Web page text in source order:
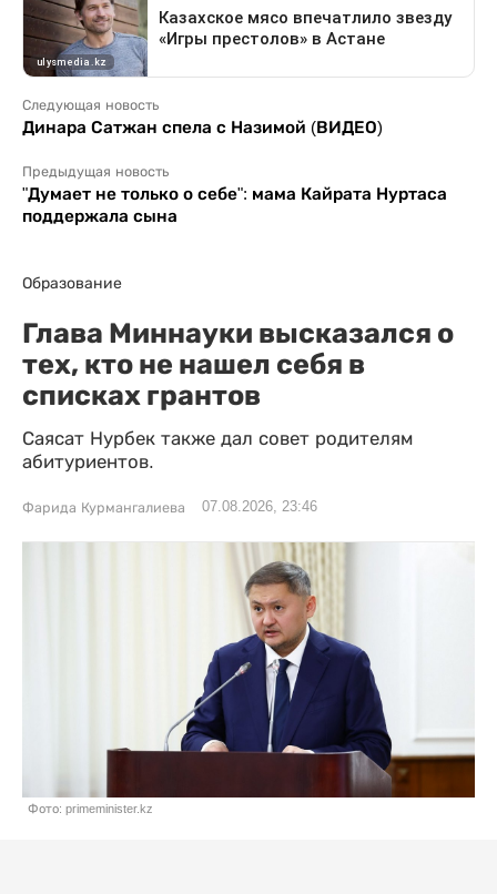
Следующая новость
Динара Сатжан спела с Назимой (ВИДЕО)
Предыдущая новость
"Думает не только о себе": мама Кайрата Нуртаса
поддержала сына
Образование
Глава Миннауки высказался о
тех, кто не нашел себя в
списках грантов
Саясат Нурбек также дал совет родителям
абитуриентов.
Фарида Курмангалиева 07.08.2026, 23:46
Фото: primeminister.kz